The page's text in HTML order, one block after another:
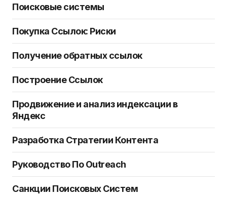
Поисковые системы
Покупка Ссылок: Риски
Получение обратных ссылок
Построение Ссылок
Продвижение и анализ индексации в
Яндекс
Разработка Стратегии Контента
Руководство По Outreach
Санкции Поисковых Систем